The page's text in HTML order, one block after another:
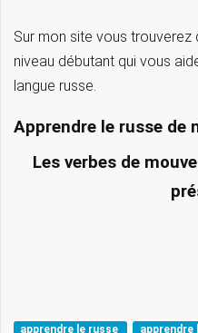
Sur mon site vous
niveau débutant qui vous
langue russe.
Apprendre le russe de
Les verbes de
apprendre le russe apprendre